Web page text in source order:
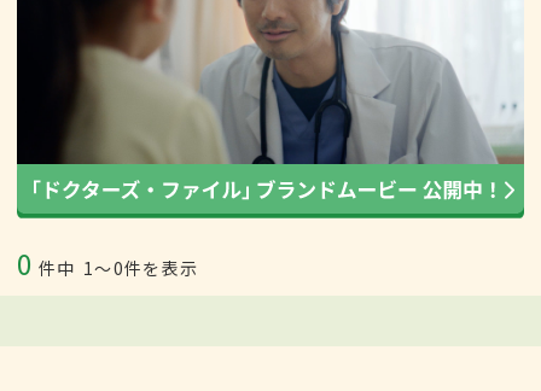
0 件中 1〜0件を表示